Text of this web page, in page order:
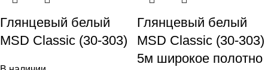
Глянцевый белый
MSD Classic (30-303)
Глянцевый белый
MSD Classic (30-303)
5м широкое полотно